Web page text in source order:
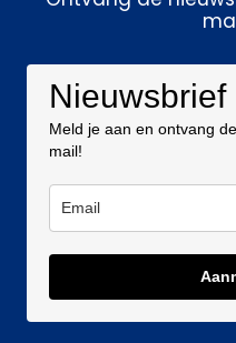
Nieuwsbrief
Meld je aan en ontvang
mail!